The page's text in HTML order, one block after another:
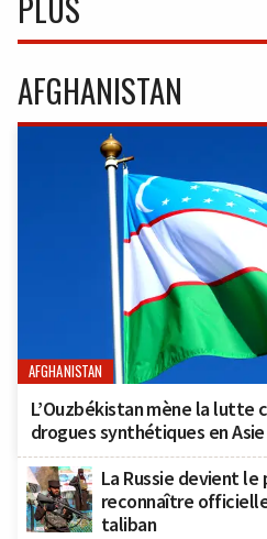
AFGHANISTAN
AFGHANISTAN
L’Ouzbékistan mène la lutte
drogues synthétiques en
La Russie devient le
reconnaître
taliban